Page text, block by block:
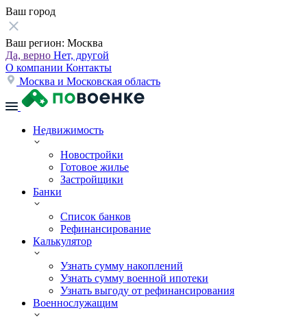
Ваш город
Ваш регион: Москва
Да, верно Нет, другой
О компании Контакты
Москва и Московская область
Недвижимость
Новостройки
Готовое жилье
Застройщики
Банки
Список банков
Рефинансирование
Калькулятор
Узнать сумму накоплений
Узнать сумму военной ипотеки
Узнать выгоду от рефинансирования
Военнослужащим